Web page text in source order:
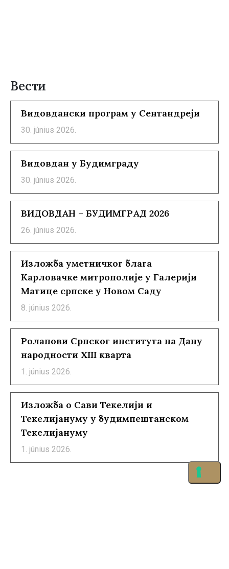
Вести
Видовдански програм у Сентандреји
30. június 2026.
Видовдан у Будимграду
30. június 2026.
ВИДОВДАН – БУДИМГРАД 2026
26. június 2026.
Изложба уметничког блага
Карловачке митрополије у Галерији
Матице српске у Новом Саду
8. június 2026.
Ролапови Српског института на Дану
народности XIII кварта
1. június 2026.
Изложба о Сави Текелији и
Текелијануму у будимпештанском
Текелијануму
1. június 2026.